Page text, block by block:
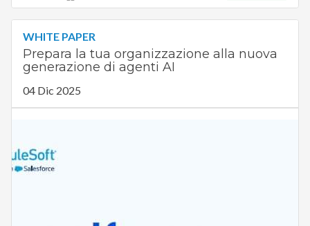
WHITE PAPER
Prepara la tua organizzazione alla nuova
generazione di agenti AI
04 Dic 2025